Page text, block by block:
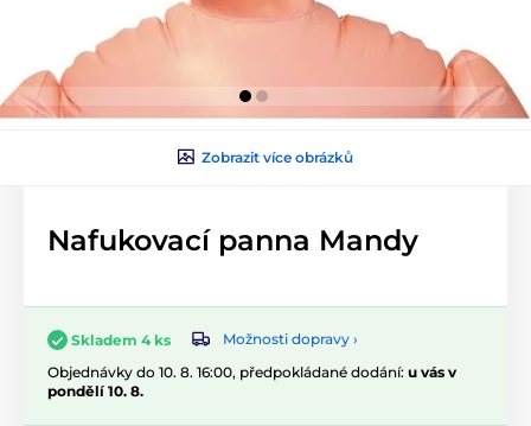
Zobrazit více obrázků
Nafukovací panna Mandy
Skladem 4 ks
Možnosti dopravy ›
Objednávky do 10. 8. 16:00, předpokládané dodání: u vás v
pondělí 10. 8.